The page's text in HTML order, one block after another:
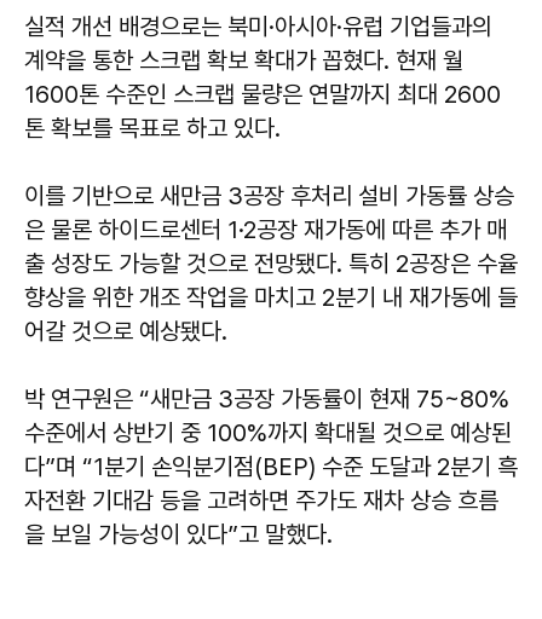
실적 개선 배경으로는 북미·아시아·유럽 기업들과의
계약을 통한 스크랩 확보 확대가 꼽혔다. 현재 월
1600톤 수준인 스크랩 물량은 연말까지 최대 2600
톤 확보를 목표로 하고 있다.
이를 기반으로 새만금 3공장 후처리 설비 가동률 상승
은 물론 하이드로센터 1·2공장 재가동에 따른 추가 매
출 성장도 가능할 것으로 전망됐다. 특히 2공장은 수율
향상을 위한 개조 작업을 마치고 2분기 내 재가동에 들
어갈 것으로 예상됐다.
박 연구원은 “새만금 3공장 가동률이 현재 75~80%
수준에서 상반기 중 100%까지 확대될 것으로 예상된
다”며 “1분기 손익분기점(BEP) 수준 도달과 2분기 흑
자전환 기대감 등을 고려하면 주가도 재차 상승 흐름
을 보일 가능성이 있다”고 말했다.